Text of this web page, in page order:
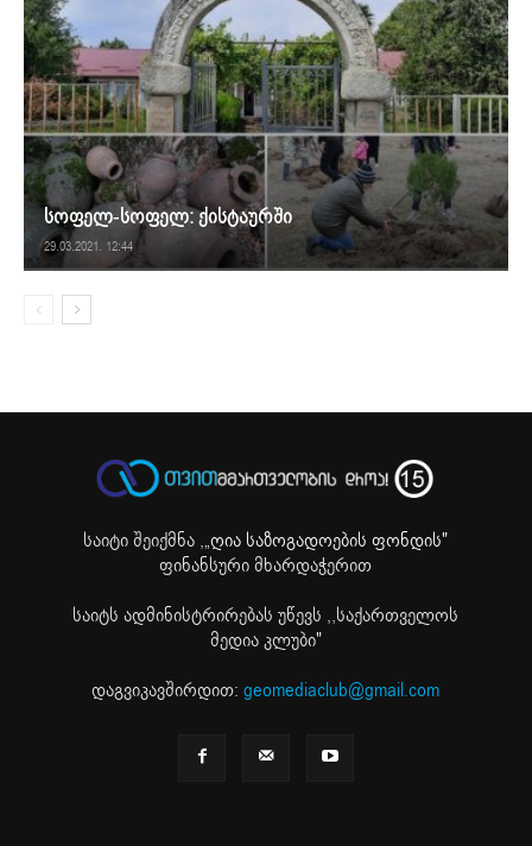
სოფელ-სოფელ: ქისტაურში
29.03.2021. 12:44
საიტი შეიქმნა ,„ღია საზოგადოების ფონდის"
ფინანსური მხარდაჭერით
საიტს ადმინისტრირებას უწევს ,,საქართველოს
მედია კლუბი"
დაგვიკავშირდით:geomediaclub@gmail.com